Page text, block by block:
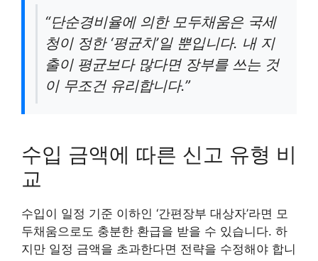
“단순경비율에 의한 모두채움은 국세
청이 정한 ‘평균치’일 뿐입니다. 내 지
출이 평균보다 많다면 장부를 쓰는 것
이 무조건 유리합니다.”
수입 금액에 따른 신고 유형 비
교
수입이 일정 기준 이하인 ‘간편장부 대상자’라면 모
두채움으로도 충분한 환급을 받을 수 있습니다. 하
지만 일정 금액을 초과한다면 전략을 수정해야 합니